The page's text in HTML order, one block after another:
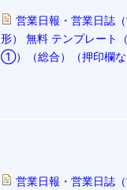
営業日報・営業日誌
形） 無料 テンプレート
①）（総合）（押印欄な
営業日報・営業日誌